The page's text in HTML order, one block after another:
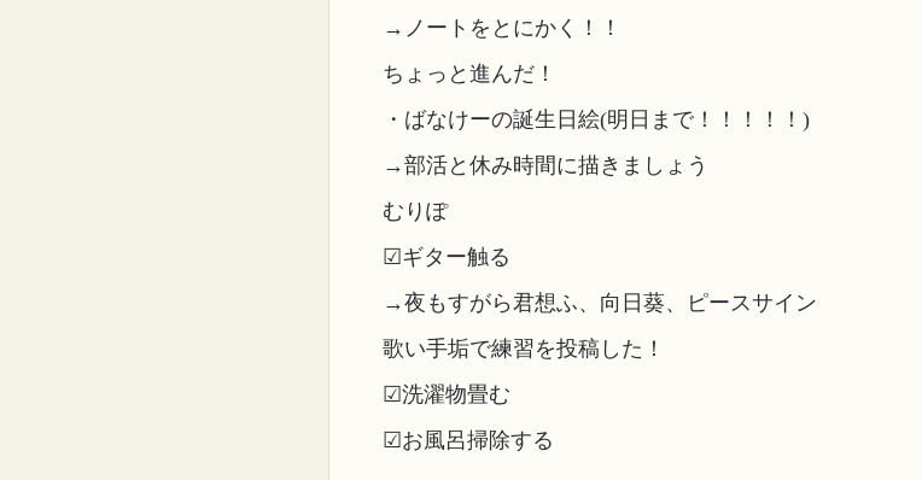
→ノートをとにかく！！
ちょっと進んだ！
・ばなけーの誕生日絵(明日まで！！！！！)
→部活と休み時間に描きましょう
むりぽ
☑ギター触る
→夜もすがら君想ふ、向日葵、ピースサイン
歌い手垢で練習を投稿した！
☑洗濯物畳む
☑お風呂掃除する